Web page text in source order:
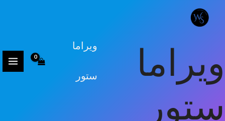
ويراما
ستور
ويراما
ستور
مجموعة
3علب